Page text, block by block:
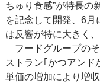
ちゅり食感”が特長の
を記念して開発、6月
は反響が特に大きく
フードグループの
ストラン｢かつアンド
単価の増加により増